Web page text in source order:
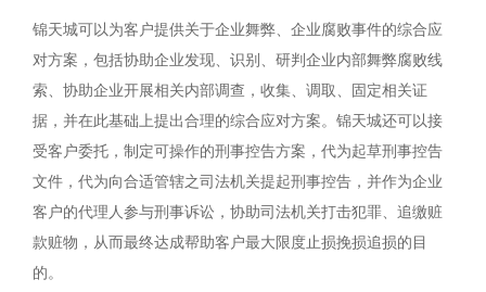
锦天城可以为客户提供关于企业舞弊、企业腐败事件的综合应
对方案，包括协助企业发现、识别、研判企业内部舞弊腐败线
索、协助企业开展相关内部调查，收集、调取、固定相关证
据，并在此基础上提出合理的综合应对方案。锦天城还可以接
受客户委托，制定可操作的刑事控告方案，代为起草刑事控告
文件，代为向合适管辖之司法机关提起刑事控告，并作为企业
客户的代理人参与刑事诉讼，协助司法机关打击犯罪、追缴赃
款赃物，从而最终达成帮助客户最大限度止损挽损追损的目
的。